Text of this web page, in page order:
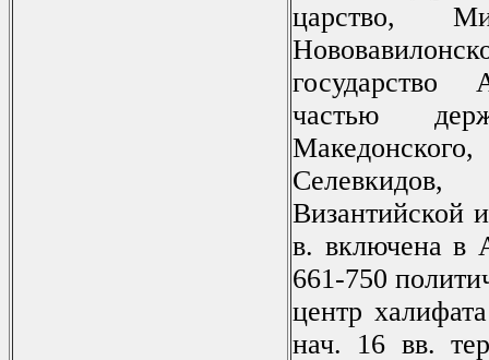
царство,
государство
частью
Византийской
в. включена в
661-750
центр
нач. 16 вв.